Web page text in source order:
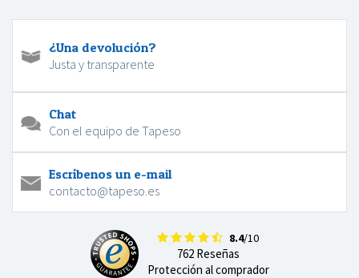
¿Una devolución?
Justa y transparente
Chat
Con el equipo de Tapeso
Escríbenos un e-mail
contacto@tapeso.es
8.4/10
762 Reseñas
Protección al comprador